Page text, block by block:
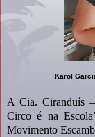
Karol
A Cia. Ciranduís
Circo é na
Movimento